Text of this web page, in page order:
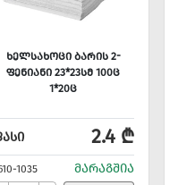
ᲮᲔᲚᲡᲐᲮᲝᲪᲘ ᲑᲐᲠᲘᲡ 2-
ᲤᲔᲜᲘᲐᲜᲘ 23*23ᲡᲛ 100Ც
1*20Ც
2.4 ₾
1035 ᲛᲐᲠᲐᲒᲨᲘᲐ